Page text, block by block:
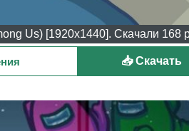
Us) [1920x1440]. Скачали 168
📥 Скачать